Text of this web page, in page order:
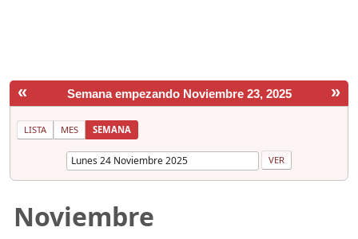
« »
Semana empezando Noviembre 23, 2025
LISTA MES SEMANA
Noviembre